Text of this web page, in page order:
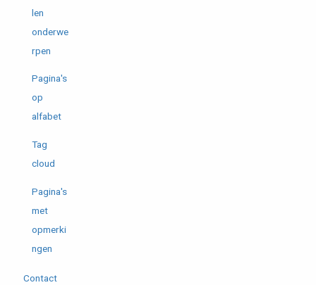
len
onderwe
rpen
Pagina's
op
alfabet
Tag
cloud
Pagina's
met
opmerki
ngen
Contact